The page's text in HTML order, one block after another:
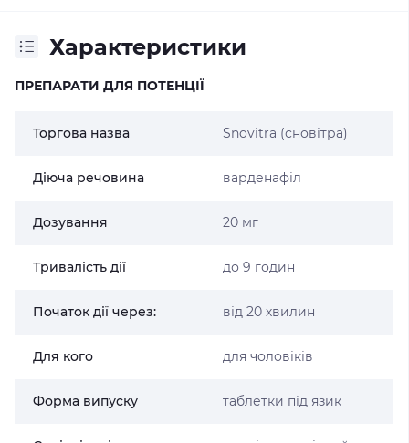
Характеристики
ПРЕПАРАТИ ДЛЯ ПОТЕНЦІЇ
Торгова назва Snovitra (сновітра)
Діюча речовина варденафіл
Дозування 20 мг
Тривалість дії до 9 годин
Початок дії через: від 20 хвилин
Для кого для чоловіків
Форма випуску таблетки під язик